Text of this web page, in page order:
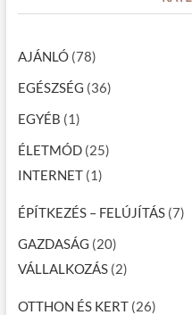
AJÁNLÓ(78)
EGÉSZSÉG (36)
EGYÉB (1)
ÉLETMÓD(25)
INTERNET(1)
ÉPÍTKEZÉS – FELÚJÍTÁS(7)
GAZDASÁG (20)
VÁLLALKOZÁS(2)
OTTHON ÉS KERT(26)